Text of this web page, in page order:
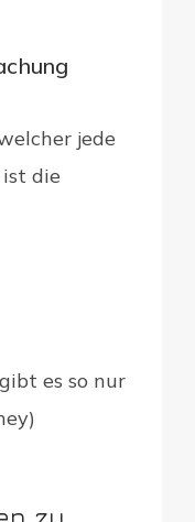
jede
die
es so nur